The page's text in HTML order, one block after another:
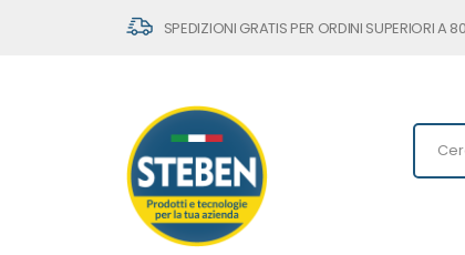
SPEDIZIONI GRATIS PER ORDINI SUPERIORI A